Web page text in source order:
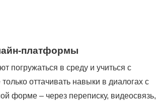
платформы
погружаться в среду и учиться с
оттачивать навыки в диалогах с
форме – через переписку, видеосвязь,